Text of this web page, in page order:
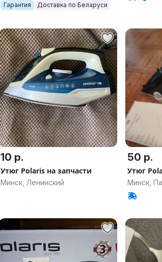
Гарантия Доставка по Беларуси
10 р.
Утюг Polaris на запчасти
Минск, Ленинский
50 р.
Утюг
Минск,